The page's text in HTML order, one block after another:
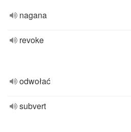
nagana
revoke
odwołać
subvert